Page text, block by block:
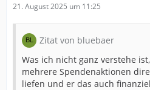
21. August 2025 um 11:25
Zitat von bluebaer
Was ich nicht ganz verstehe
mehrere Spendenaktionen
liefen und er das auch